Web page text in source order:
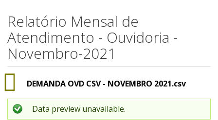
Relatório Mensal de
Atendimento - Ouvidoria -
Novembro-2021
DEMANDA OVD CSV - NOVEMBRO 2021.csv
Data preview unavailable.